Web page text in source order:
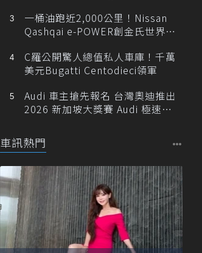
一桶油跑近2,000公里！Nissan
Qashqai e-POWER創金氏世界紀
C羅公開驚人總值私人車庫！千萬
美元Bugatti Centodieci領軍
Audi 車主搶先報名 台灣奧迪推出
2026 新加坡大獎賽 Audi 極速之
車訊熱門